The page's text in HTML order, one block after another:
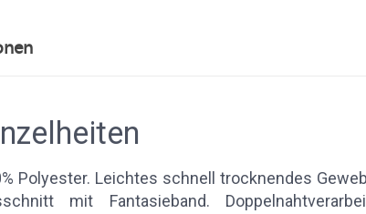
Polyester. Leichtes schnell trocknendes
mit Fantasieband.